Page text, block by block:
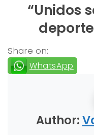
“Unidos
Share on:
WhatsApp
Author: